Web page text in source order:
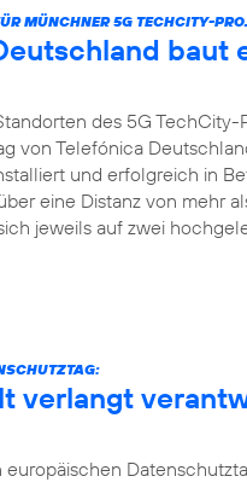
MÜNCHNER 5G TECHCITY-
baut
des 5G
von Telefónica
und erfolgreich in
eine Distanz von mehr
jeweils auf zwei
verlangt
europäischen